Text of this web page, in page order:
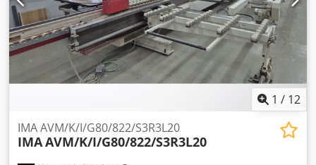
1 / 12
IMA AVM/K/I/G80/822/S3R3L20
IMAAVM/K/I/G80/822/S3R3L20